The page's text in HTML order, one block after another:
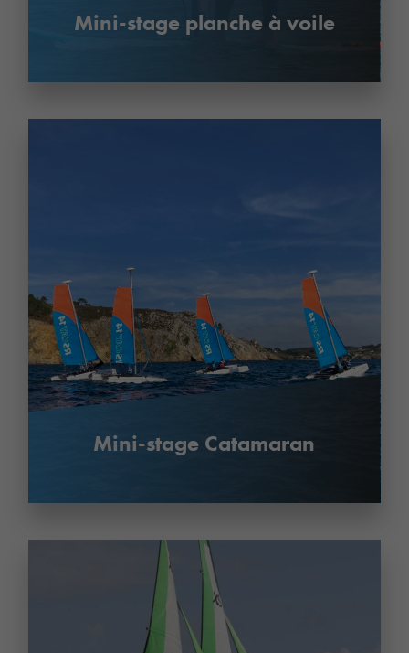
Mini-stage planche à voile
Mini-stage Catamaran